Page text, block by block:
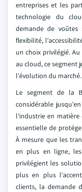
entreprises et les
technologie du
demande de voûtes
flexibilité,
un choix privilégié.
au cloud, ce segment
l'évolution du marché.
Le segment de la
considérable
l'industrie en matière
essentielle de
À mesure que les
en plus en ligne,
privilégient les
plus en plus
clients, la demande